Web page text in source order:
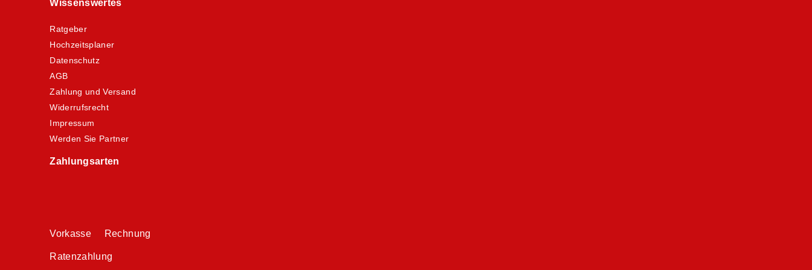
Wissenswertes
Ratgeber
Hochzeitsplaner
Datenschutz
AGB
Zahlung und Versand
Widerrufsrecht
Impressum
Werden Sie Partner
Zahlungsarten
Vorkasse Rechnung
Ratenzahlung